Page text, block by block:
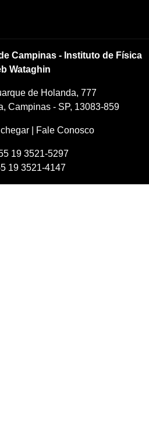
Campinas - Instituto de Física
Wataghin
de Holanda, 777
Campinas - SP, 13083-859
Fale Conosco
19 3521-5297
19 3521-4147